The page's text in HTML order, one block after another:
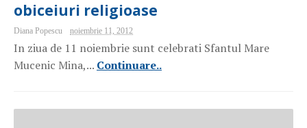
obiceiuri religioase
Diana Popescu noiembrie 11, 2012
In ziua de 11 noiembrie sunt celebrati Sfantul Mare
Mucenic Mina,... Continuare..